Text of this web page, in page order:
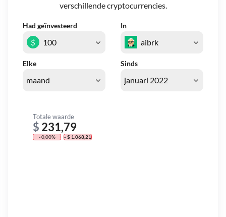
verschillende cryptocurrencies.
Had geïnvesteerd In
Elke Sinds
$
Totale waarde
$ 231,79
- 0,00% - $ 1.068,21